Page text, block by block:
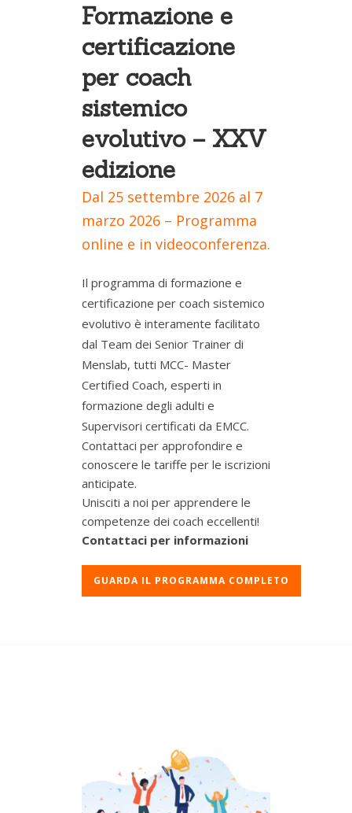
Formazione e
certificazione
per coach
sistemico
evolutivo – XXV
edizione
Dal 25 settembre 2026 al 7
marzo 2026 – Programma
online e in videoconferenza.
Il programma di formazione e
certificazione per coach sistemico
evolutivo è interamente facilitato
dal Team dei Senior Trainer di
Menslab, tutti MCC- Master
Certified Coach, esperti in
formazione degli adulti e
Supervisori certificati da EMCC.
Contattaci per approfondire e
conoscere le tariffe per le iscrizioni
anticipate.
Unisciti a noi per apprendere le
competenze dei coach eccellenti!
Contattaci per informazioni
GUARDA IL PROGRAMMA COMPLETO